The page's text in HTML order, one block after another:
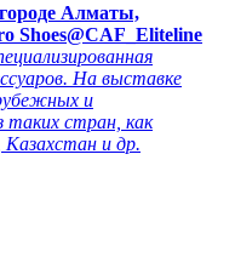
Алматы,
Shoes@CAF_Eliteline
На выставке
и
таких стран, как
Казахстан и др.